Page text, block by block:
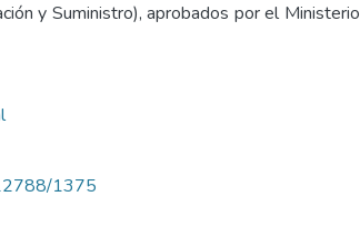
y Suministro), aprobados por el Ministerio
1375